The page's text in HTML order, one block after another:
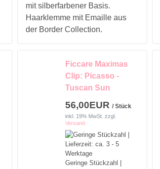
mit silberfarbener Basis.
Haarklemme mit Emaille aus
der Border Collection.
Ficcare Maximas
Clip: Picasso -
Tuscan Sun
56,00EUR / Stück
inkl. 19% MwSt. zzgl.
Versand
Geringe Stückzahl |